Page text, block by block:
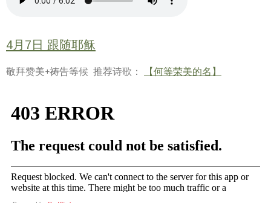
4月7日 跟随耶稣
敬拜赞美+祷告等候 推荐诗歌： 【何等荣美的名】